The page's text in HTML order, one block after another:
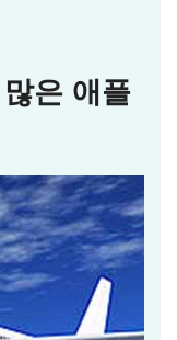
은 애플